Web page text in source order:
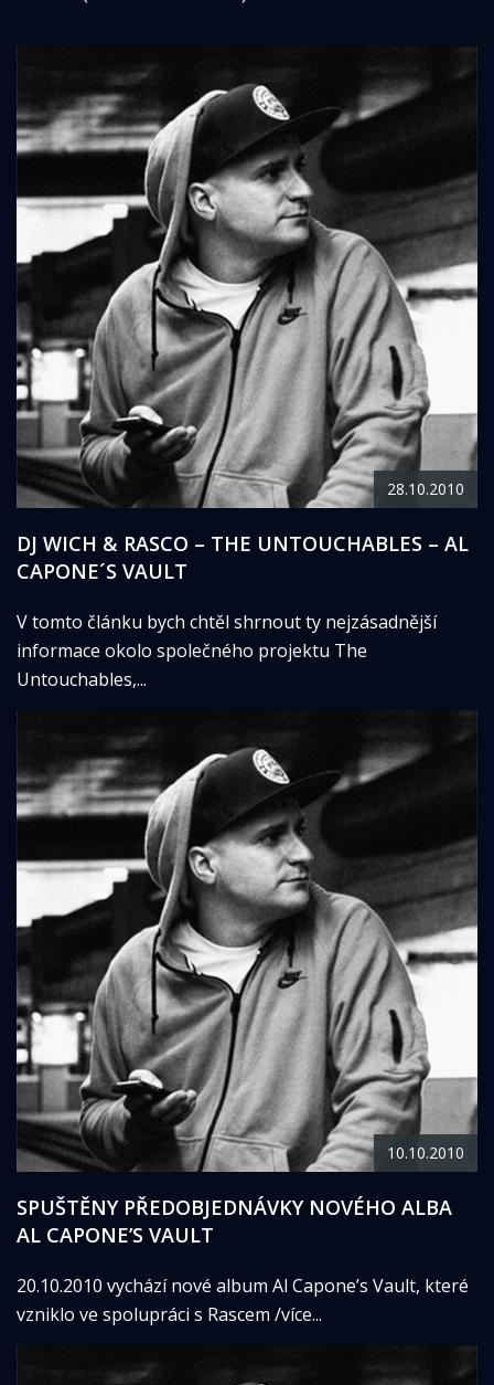
28.10.2010
DJ WICH & RASCO – THE UNTOUCHABLES – AL
CAPONE´S VAULT
V tomto článku bych chtěl shrnout ty nejzásadnější
informace okolo společného projektu The
Untouchables,...
10.10.2010
SPUŠTĚNY PŘEDOBJEDNÁVKY NOVÉHO ALBA
AL CAPONE’S VAULT
20.10.2010 vychází nové album Al Capone’s Vault, které
vzniklo ve spolupráci s Rascem /více...